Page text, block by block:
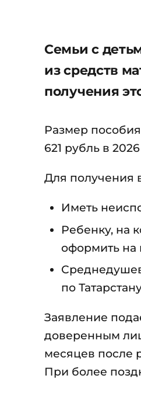
Семьи с
из средств
получения
Размер
621 рубль в
Для получения
Иметь
Ребенку, на
оформить на
по
Заявление
доверенным
месяцев после
При более